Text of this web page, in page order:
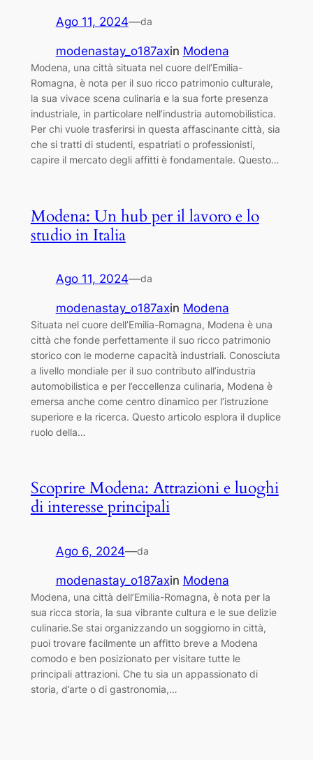
Ago 11, 2024—da
modenastay_o187axin Modena
Modena, una città situata nel cuore dell’Emilia-
Romagna, è nota per il suo ricco patrimonio culturale,
la sua vivace scena culinaria e la sua forte presenza
industriale, in particolare nell’industria automobilistica.
Per chi vuole trasferirsi in questa affascinante città, sia
che si tratti di studenti, espatriati o professionisti,
capire il mercato degli affitti è fondamentale. Questo…
Modena: Un hub per il lavoro e lo
studio in Italia
Ago 11, 2024—da
modenastay_o187axin Modena
Situata nel cuore dell’Emilia-Romagna, Modena è una
città che fonde perfettamente il suo ricco patrimonio
storico con le moderne capacità industriali. Conosciuta
a livello mondiale per il suo contributo all’industria
automobilistica e per l’eccellenza culinaria, Modena è
emersa anche come centro dinamico per l’istruzione
superiore e la ricerca. Questo articolo esplora il duplice
ruolo della…
Scoprire Modena: Attrazioni e luoghi
di interesse principali
Ago 6, 2024—da
modenastay_o187axin Modena
Modena, una città dell’Emilia-Romagna, è nota per la
sua ricca storia, la sua vibrante cultura e le sue delizie
culinarie.Se stai organizzando un soggiorno in città,
puoi trovare facilmente un affitto breve a Modena
comodo e ben posizionato per visitare tutte le
principali attrazioni. Che tu sia un appassionato di
storia, d’arte o di gastronomia,…